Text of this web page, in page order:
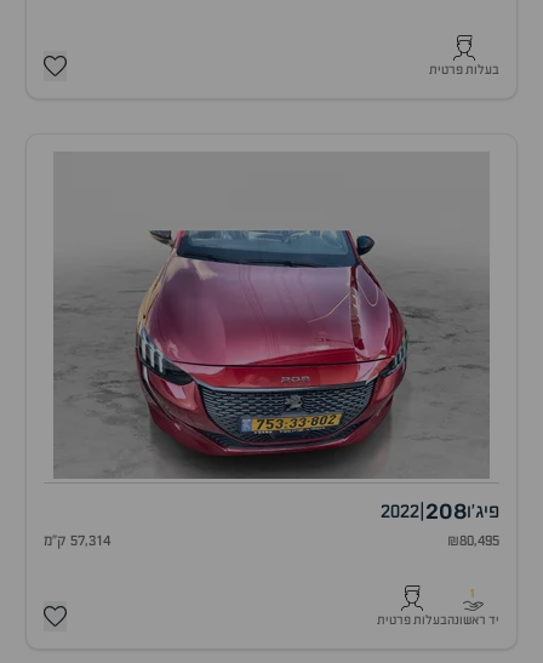
בעלות פרטית
פיג'ו208
2022
₪80,495 57,314 ק"מ
1
יד ראשונהבעלות פרטית